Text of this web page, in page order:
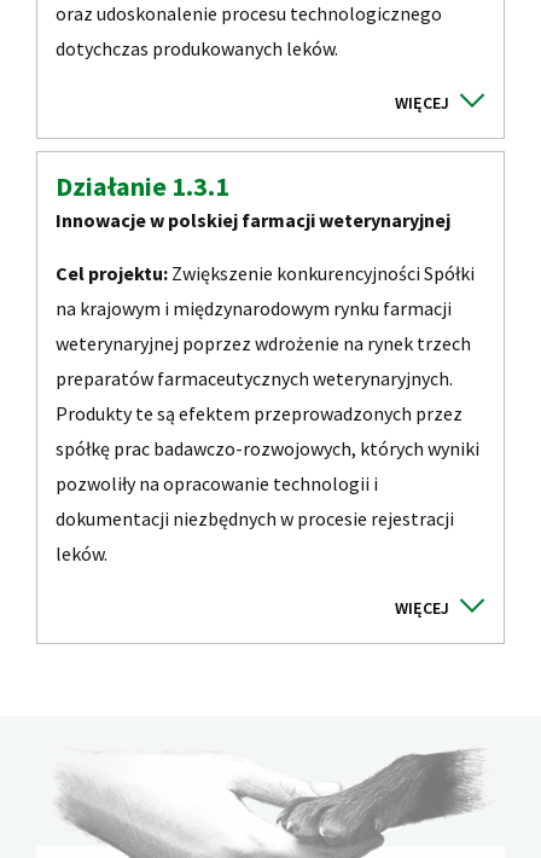
oraz udoskonalenie procesu technologicznego
dotychczas produkowanych leków.
Działanie 1.3.1
Innowacje w polskiej farmacji weterynaryjnej
Cel projektu: Zwiększenie konkurencyjności Spółki
na krajowym i międzynarodowym rynku farmacji
weterynaryjnej poprzez wdrożenie na rynek trzech
preparatów farmaceutycznych weterynaryjnych.
Produkty te są efektem przeprowadzonych przez
spółkę prac badawczo-rozwojowych, których wyniki
pozwoliły na opracowanie technologii i
dokumentacji niezbędnych w procesie rejestracji
leków.